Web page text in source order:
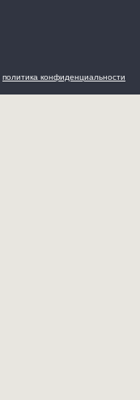
политика конфиденциальности